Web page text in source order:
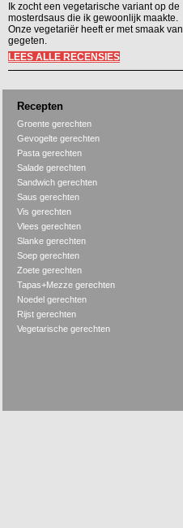
Ik zocht een vegetarische variant op de
mosterdsaus die ik gewoonlijk maakte.
Onze vegetariër heeft er met smaak van
gegeten.
LEES ALLE RECENSIES
Recepten
Groente gerechten
Gevogelte gerechten
Pasta gerechten
Salade gerechten
Sandwich gerechten
Saus gerechten
Vis gerechten
Vlees gerechten
Slanke gerechten
Soep gerechten
Zoete gerechten
Tapas+Mezze gerechten
Noedel gerechten
Rijst gerechten
Vegetarische gerechten